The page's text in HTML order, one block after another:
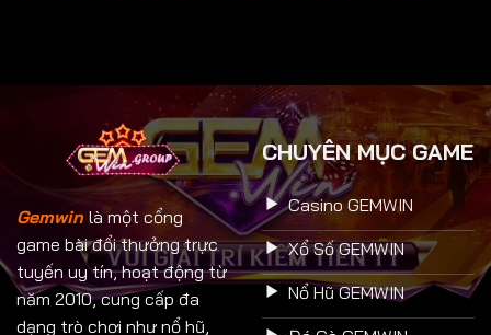
Gemwin là một cổng
game bài đổi thưởng trực
tuyến uy tín, hoạt động từ
năm 2010, cung cấp đa
dạng trò chơi như nổ hũ,
CHUYÊN MỤC GAME
Casino GEMWIN
Xổ Số GEMWIN
Nổ Hũ GEMWIN